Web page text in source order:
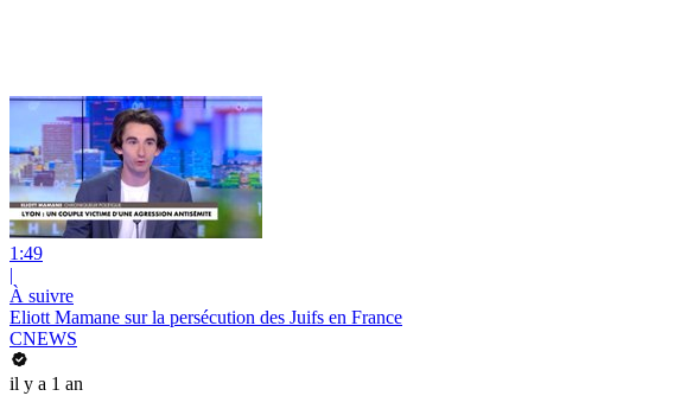
1:49
|
À suivre
Eliott Mamane sur la persécution des Juifs en France
CNEWS
il y a 1 an